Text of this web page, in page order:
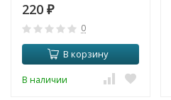
220 ₽
0
В корзину
В наличии